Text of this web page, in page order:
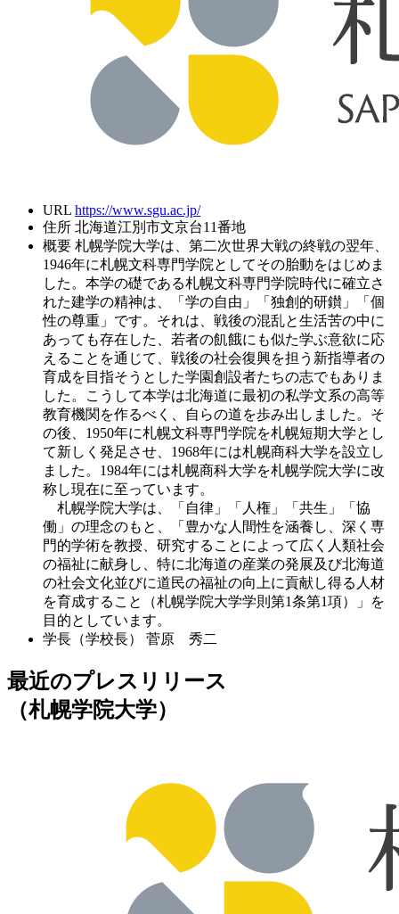
URL https://www.sgu.ac.jp/
住所 北海道江別市文京台11番地
概要 札幌学院大学は、第二次世界大戦の終戦の翌年、
1946年に札幌文科専門学院としてその胎動をはじめま
した。本学の礎である札幌文科専門学院時代に確立さ
れた建学の精神は、「学の自由」「独創的研鑚」「個
性の尊重」です。それは、戦後の混乱と生活苦の中に
あっても存在した、若者の飢餓にも似た学ぶ意欲に応
えることを通じて、戦後の社会復興を担う新指導者の
育成を目指そうとした学園創設者たちの志でもありま
した。こうして本学は北海道に最初の私学文系の高等
教育機関を作るべく、自らの道を歩み出しました。そ
の後、1950年に札幌文科専門学院を札幌短期大学とし
て新しく発足させ、1968年には札幌商科大学を設立し
ました。1984年には札幌商科大学を札幌学院大学に改
称し現在に至っています。
札幌学院大学は、「自律」「人権」「共生」「協
働」の理念のもと、「豊かな人間性を涵養し、深く専
門的学術を教授、研究することによって広く人類社会
の福祉に献身し、特に北海道の産業の発展及び北海道
の社会文化並びに道民の福祉の向上に貢献し得る人材
を育成すること（札幌学院大学学則第1条第1項）」を
目的としています。
学長（学校長）
菅原 秀二
最近のプレスリリース
（札幌学院大学）